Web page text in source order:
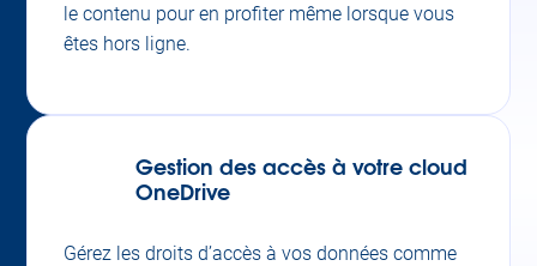
le contenu pour en profiter même lorsque vous
êtes hors ligne.
Gestion des accès à votre cloud
OneDrive
Gérez les droits d’accès à vos données comme